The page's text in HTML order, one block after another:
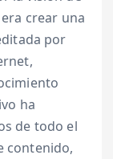
era crear una
por
ha
de todo el
contenido,